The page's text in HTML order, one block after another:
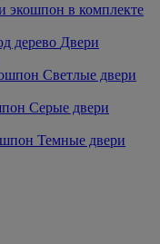
экошпон в комплекте
Двери
Светлые двери
Серые двери
Темные двери